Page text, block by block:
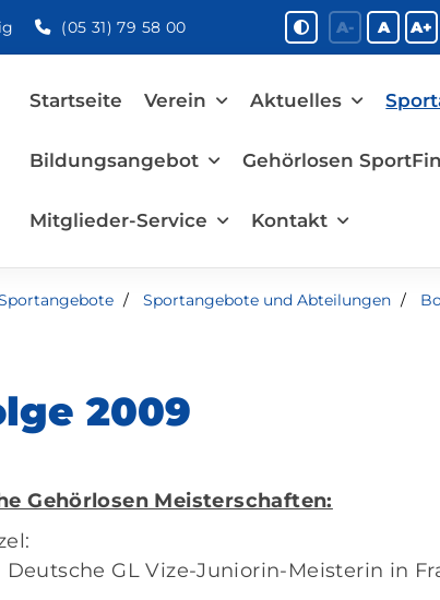
(05 31) 79 58 00 A- A A+
Startseite Verein Aktuelles
Bildungsangebot Gehörlosen
Mitglieder-Service Kontakt
Sportangebote und Abteilungen
2009
Gehörlosen Meisterschaften:
Deutsche GL Vize-Juniorin-Meisterin in